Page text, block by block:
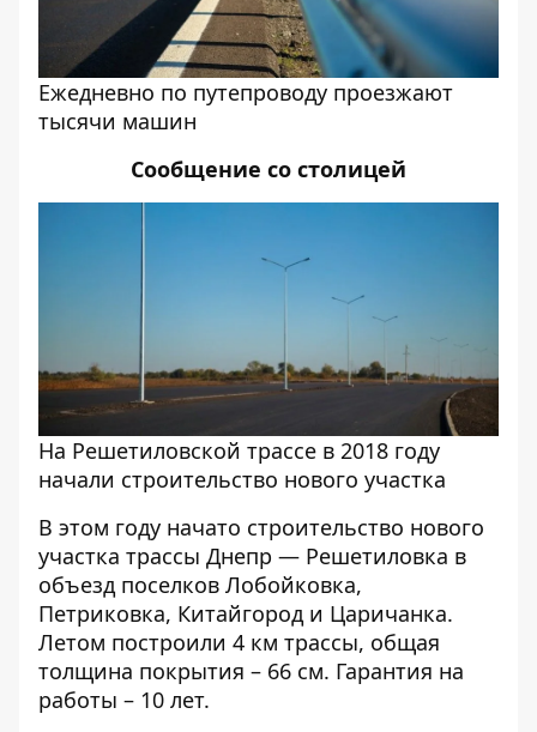
Ежедневно по путепроводу проезжают
тысячи машин
Сообщение со столицей
На Решетиловской трассе в 2018 году
начали строительство нового участка
В этом году начато строительство нового
участка трассы Днепр — Решетиловка в
объезд поселков Лобойковка,
Петриковка, Китайгород и Царичанка.
Летом построили 4 км трассы, общая
толщина покрытия – 66 см. Гарантия на
работы – 10 лет.